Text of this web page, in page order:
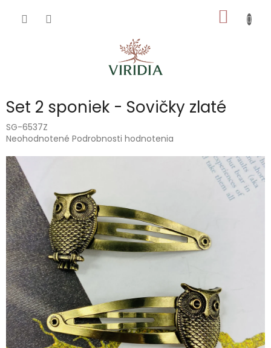
KOŠÍK
Set 2 sponiek - Sovičky zlaté
SG-6537Z
Priemerné
produktu
je
0,0
z
5
hviezdičiek.
Neohodnotené Podrobnosti hodnotenia